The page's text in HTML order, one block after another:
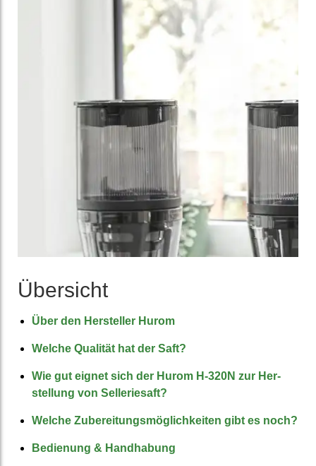
Übersicht
Über den Her­steller Hurom
Welche Qualität hat der Saft?
Wie gut eignet sich der Hurom H-320N zur Her­
stellung von Sellerie­saft?
Welche Zuberei­tungs­möglich­keiten gibt es noch?
Bedienung & Hand­habung